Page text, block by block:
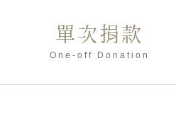
單次捐款
One-off Donation